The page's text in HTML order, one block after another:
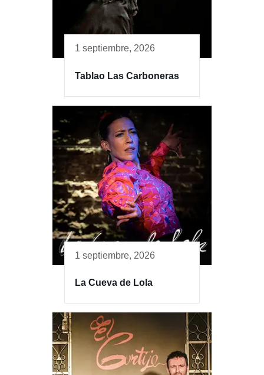
1 septiembre, 2026
Tablao Las Carboneras
1 septiembre, 2026
La Cueva de Lola